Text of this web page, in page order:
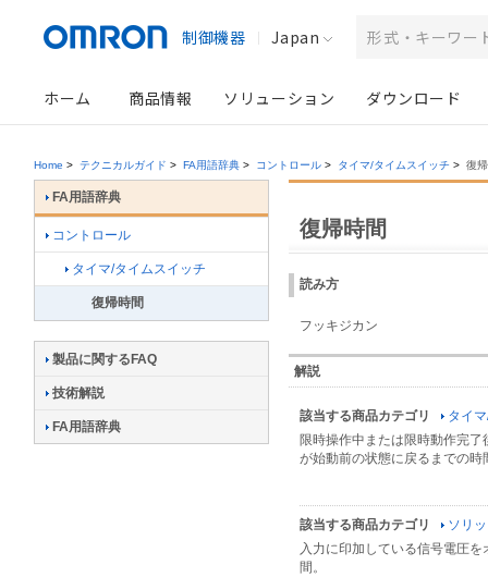
制御機器 Japan
ホーム 商品情報 ソリューション ダウンロード
Home > テクニカルガイド > FA用語辞典 > コントロール > タイマ/タイムスイッチ > 復
復帰時間
読み方
フッキジカン
解説
該当する商品カテゴリ
タイ
限時操作中または限時動作完
が始動前の状態に戻るまでの時
該当する商品カテゴリ
ソリ
入力に印加している信号電圧
間。
FA用語辞典
コントロール
タイマ/タイムスイッチ
復帰時間
製品に関するFAQ
技術解説
FA用語辞典